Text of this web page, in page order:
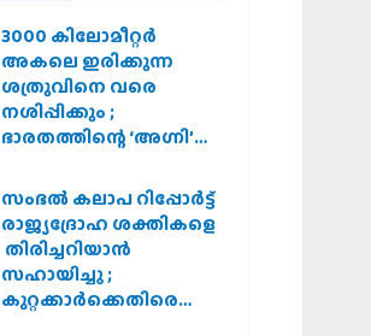
3000 കിലോമീറ്റർ
അകലെ ഇരിക്കുന്ന
ശത്രുവിനെ വരെ
നശിപ്പിക്കും ;
ഭാരതത്തിന്റെ ‘അഗ്നി’
സംഭൽ കലാപ റിപ്പോർട്ട്
രാജ്യദ്രോഹ ശക്തികളെ
തിരിച്ചറിയാൻ
സഹായിച്ചു ;
കുറ്റക്കാർക്കെതിരെ